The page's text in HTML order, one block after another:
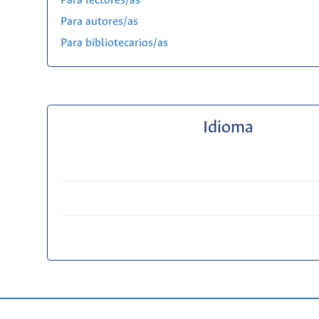
Para autores/as
Para bibliotecarios/as
Idioma